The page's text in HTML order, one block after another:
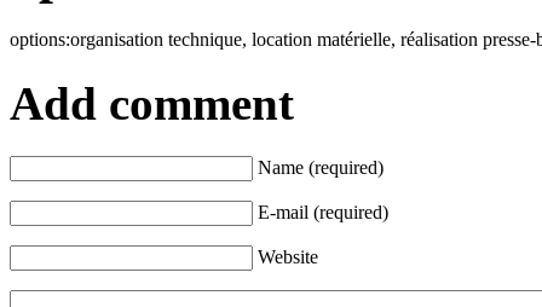
options:organisation technique, location matérielle, réalisation
Add comment
Name (required)
E-mail (required)
Website